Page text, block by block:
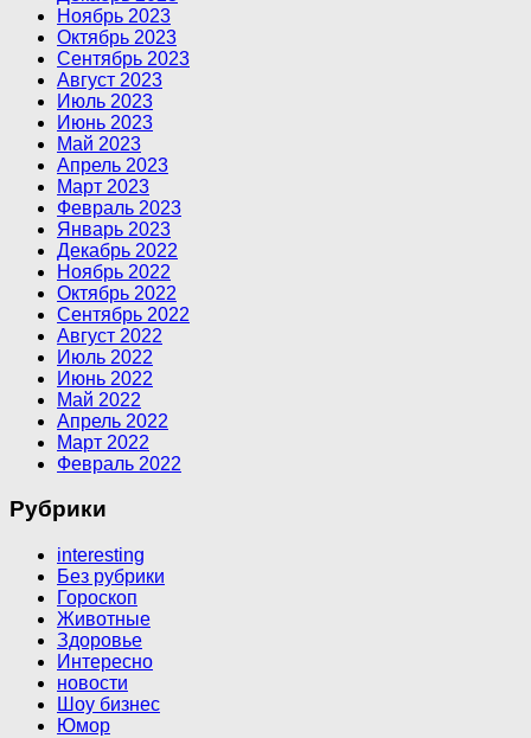
Ноябрь 2023
Октябрь 2023
Сентябрь 2023
Август 2023
Июль 2023
Июнь 2023
Май 2023
Апрель 2023
Март 2023
Февраль 2023
Январь 2023
Декабрь 2022
Ноябрь 2022
Октябрь 2022
Сентябрь 2022
Август 2022
Июль 2022
Июнь 2022
Май 2022
Апрель 2022
Март 2022
Февраль 2022
Рубрики
interesting
Без рубрики
Гороскоп
Животные
Здоровье
Интересно
новости
Шоу бизнес
Юмор